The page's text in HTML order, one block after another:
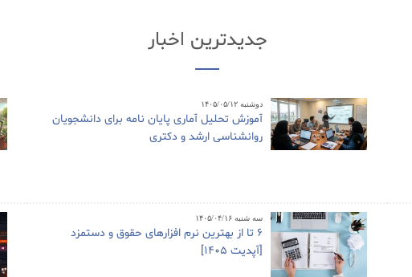
جدیدترین اخبار
دوشنبه ۱۴۰۵/۰۵/۱۲
آموزش تحلیل آماری پایان نامه برای دانشجویان
روانشناسی ارشد و دکتری
سه شنبه ۱۴۰۵/۰۴/۱۶
6 تا از بهترین نرم افزارهای حقوق و دستمزد
[آپدیت 1405]